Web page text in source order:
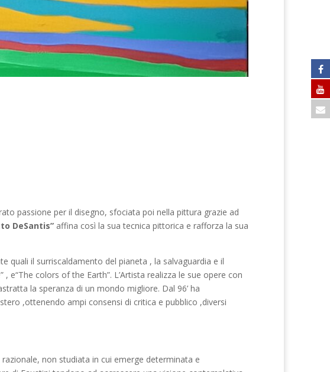
passione per il disegno, sfociata poi nella pittura grazie ad
DeSantis”affina così la sua tecnica pittorica e rafforza la sua
quali il surriscaldamento del pianeta , la salvaguardia e il
colors of the Earth”. L’Artista realizza le sue opere con
la speranza di un mondo migliore. Dal 96’ ha
,ottenendo ampi consensi di critica e pubblico ,diversi
non studiata in cui emerge determinata e